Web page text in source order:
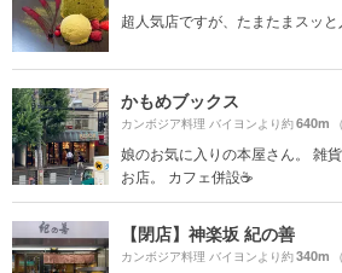
超人気店ですが、たまたまスッと
かもめブックス
カンボジア料理 バイヨンより約640m
娘のお気に入りの本屋さん。 雑
お店。 カフェ併設☕️
【閉店】神楽坂 紀の善
カンボジア料理 バイヨンより約340m